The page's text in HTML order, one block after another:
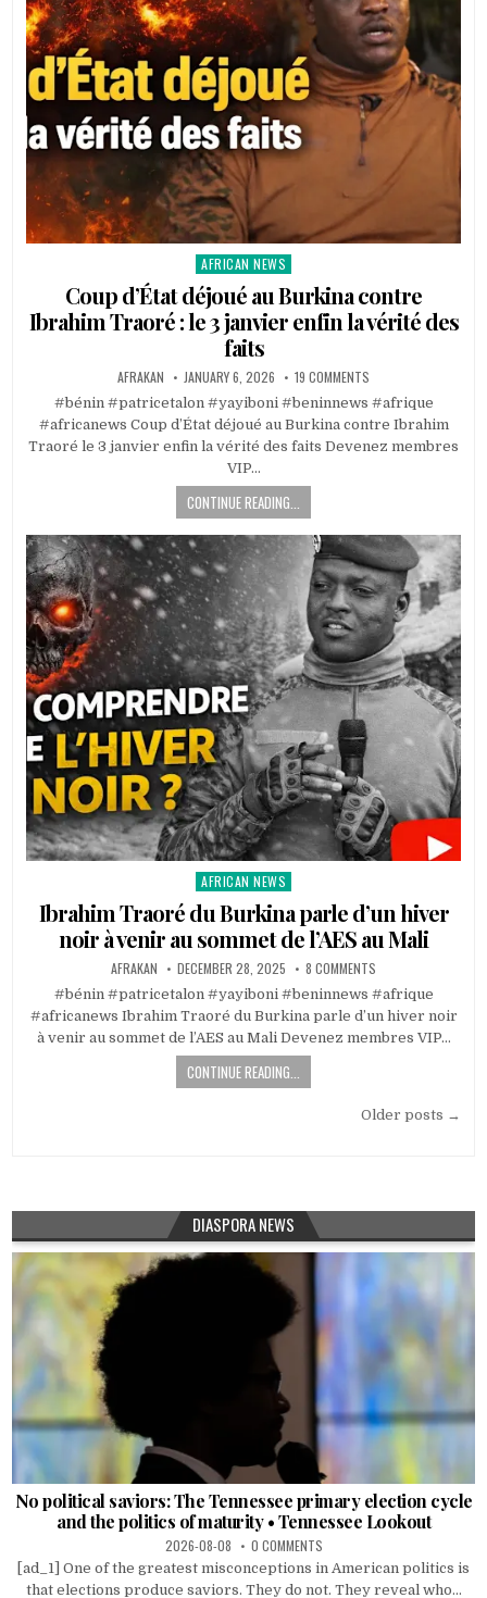
Posted
in
AFRICAN NEWS
Coup d’État déjoué au Burkina contre
Ibrahim Traoré : le 3 janvier enfin la vérité des
faits
AFRAKAN JANUARY 6, 2026 19 COMMENTS
#bénin #patricetalon #yayiboni #beninnews #afrique
#africanews Coup d’État déjoué au Burkina contre Ibrahim
Traoré le 3 janvier enfin la vérité des faits Devenez membres
VIP…
CONTINUE READING...
Posted
in
AFRICAN NEWS
Ibrahim Traoré du Burkina parle d’un hiver
noir à venir au sommet de l’AES au Mali
AFRAKAN DECEMBER 28, 2025 8 COMMENTS
#bénin #patricetalon #yayiboni #beninnews #afrique
#africanews Ibrahim Traoré du Burkina parle d’un hiver noir
à venir au sommet de l’AES au Mali Devenez membres VIP…
CONTINUE READING...
Older posts →
DIASPORA NEWS
No political saviors: The Tennessee primary election cycle
and the politics of maturity • Tennessee Lookout
2026-08-08 0 COMMENTS
[ad_1] One of the greatest misconceptions in American politics is
that elections produce saviors. They do not. They reveal who...